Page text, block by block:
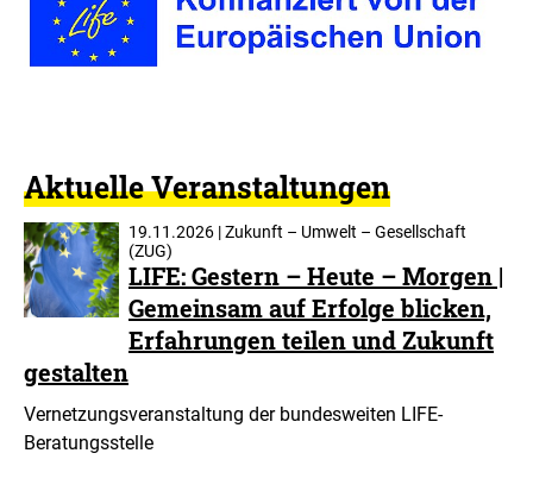
Aktuelle Veranstaltungen
19.11.2026 | Zukunft – Umwelt – Gesellschaft
(ZUG)
LIFE: Gestern – Heute – Morgen |
Gemeinsam auf Erfolge blicken,
Erfahrungen teilen und Zukunft
gestalten
Vernetzungsveranstaltung der bundesweiten LIFE-
Beratungsstelle